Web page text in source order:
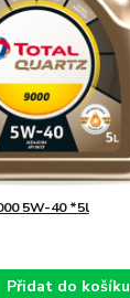
5W-40 *5l
Přidat do košíku